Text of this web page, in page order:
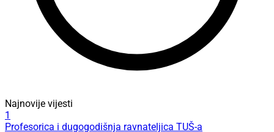
Najnovije vijesti
1
Profesorica i dugogodišnja ravnateljica TUŠ-a